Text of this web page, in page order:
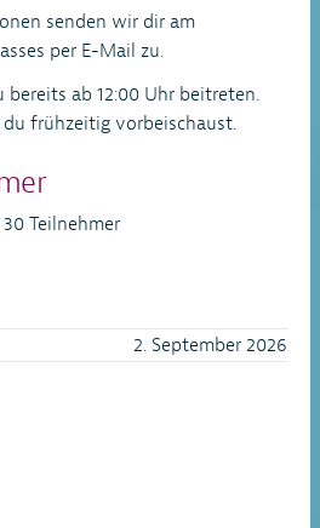
senden wir dir am
per E-Mail zu.
bereits ab 12:00 Uhr beitreten.
frühzeitig vorbeischaust.
Teilnehmer
2. September 2026